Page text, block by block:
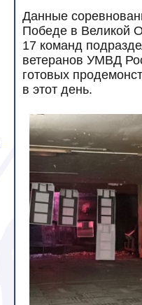
Данные
Победе в Великой
17 команд
ветеранов УМВД
готовых
в этот день.